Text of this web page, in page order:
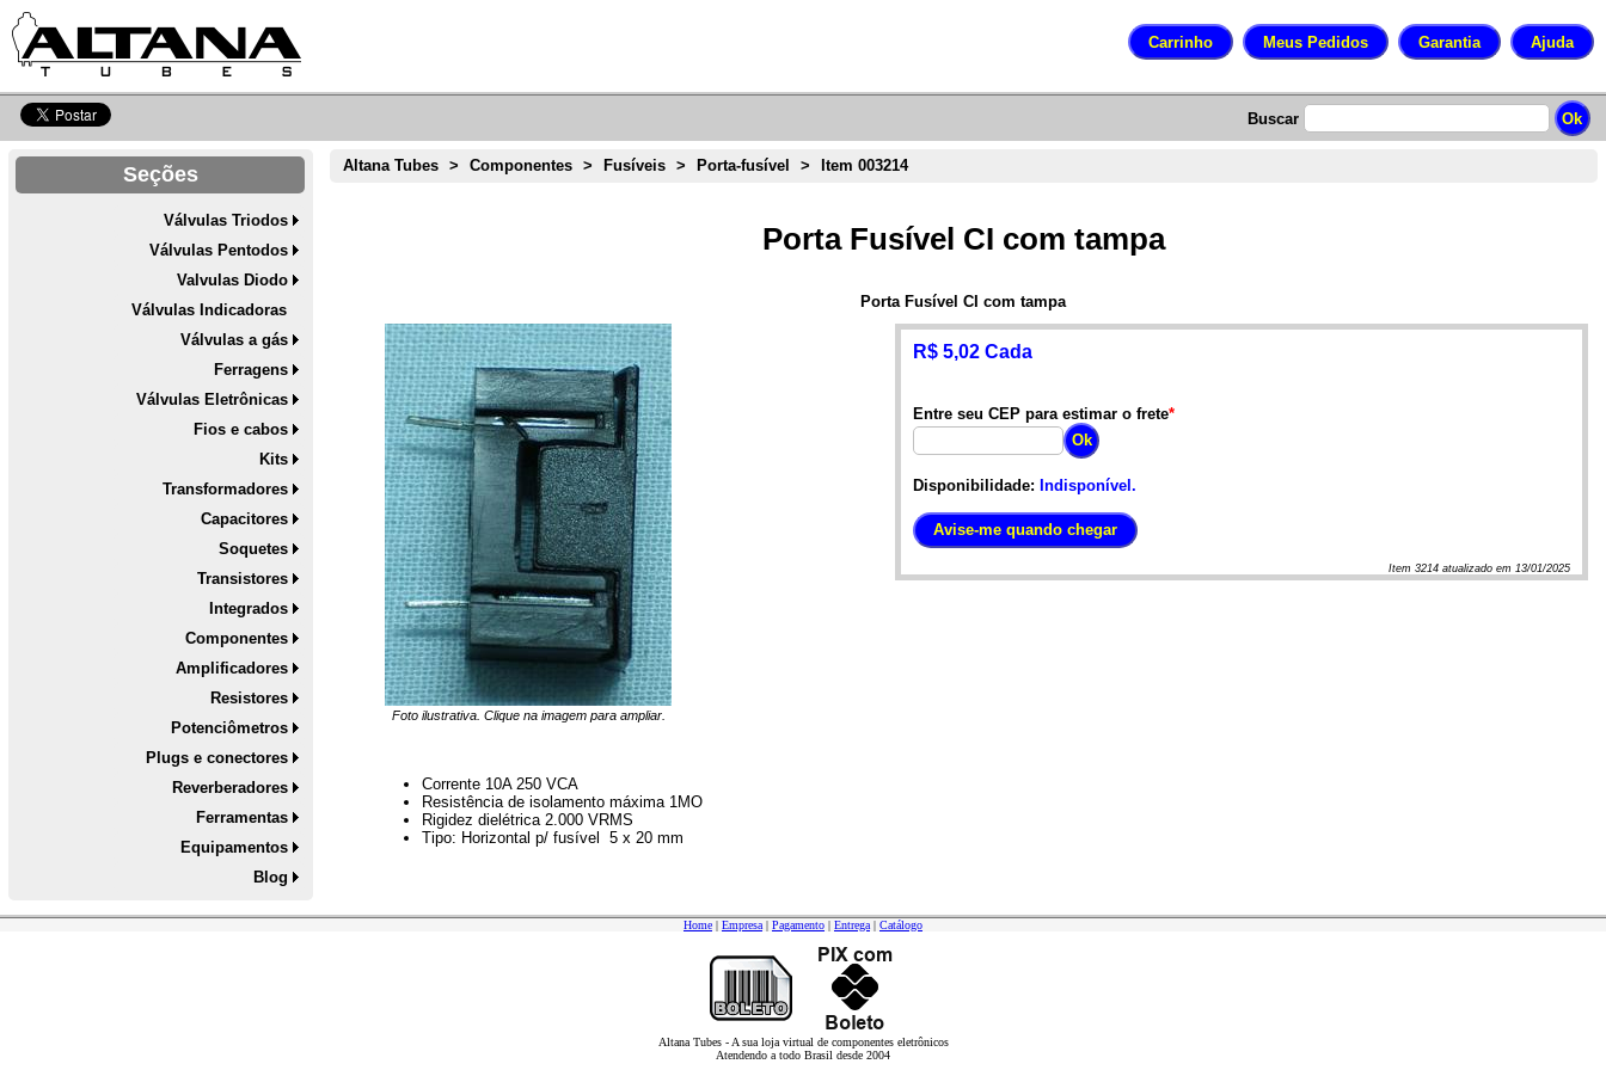
Buscar
Seções
Válvulas Triodos
Válvulas Pentodos
Valvulas Diodo
Válvulas Indicadoras
Válvulas a gás
Ferragens
Válvulas Eletrônicas
Fios e cabos
Kits
Transformadores
Capacitores
Soquetes
Transistores
Integrados
Componentes
Amplificadores
Resistores
Potenciômetros
Plugs e conectores
Reverberadores
Ferramentas
Equipamentos
Blog
Altana Tubes > Componentes > Fusíveis > Porta-fusível > Item 003214
Porta Fusível CI com tampa
Porta Fusível CI com tampa
Foto ilustrativa. Clique na imagem para ampliar.
R$ 5,02 Cada
Entre seu CEP para estimar o frete*
Disponibilidade: Indisponível.
Item3214 atualizado em 13/01/2025
Corrente 10A 250 VCA
Resistência de isolamento máxima 1MO
Rigidez dielétrica 2.000 VRMS
Tipo: Horizontal p/ fusível 5 x 20 mm
Home | Empresa | Pagamento | Entrega | Catálogo
Altana Tubes - A sua loja virtual de componentes eletrônicos
Atendendo a todo Brasil desde 2004